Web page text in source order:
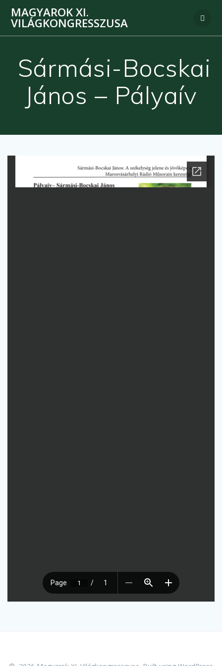
MAGYAROK XI.
VILÁGKONGRESSZUSA
Sármási-Bocskai
János – Pályaív